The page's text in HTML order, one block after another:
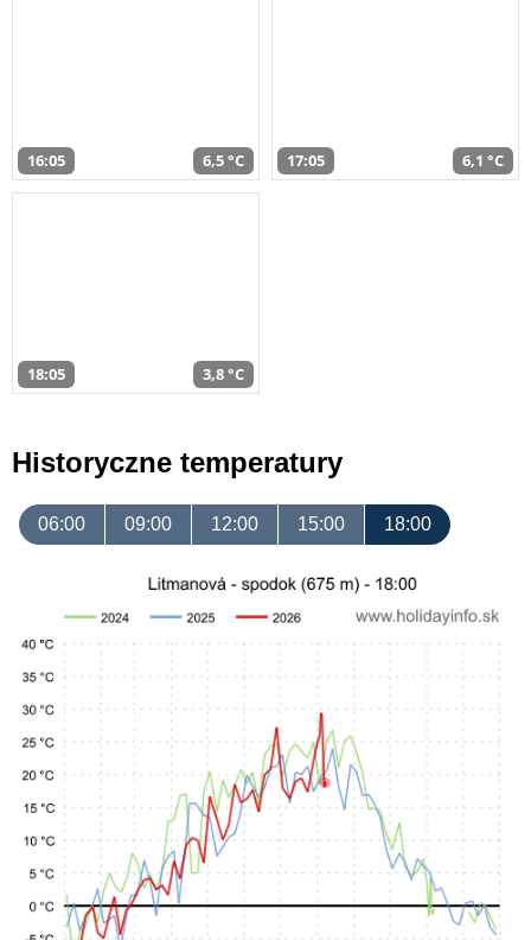
16:05 6,5 °C 17:05 6,1 °C
18:05 3,8 °C
Historyczne temperatury
06:00 09:00 12:00 15:00 18:00